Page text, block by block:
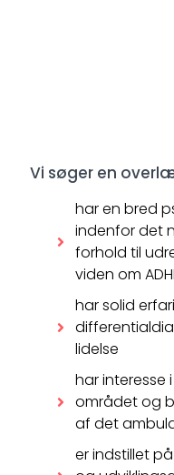
Vi søger en
har en bred
indenfor det
forhold til
viden om
har solid
lidelse
har
området og
af det
er indstillet